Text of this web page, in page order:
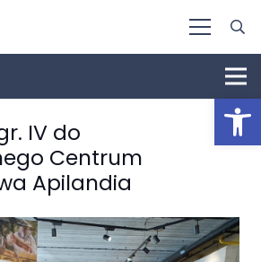
IV do
Centrum
Apilandia